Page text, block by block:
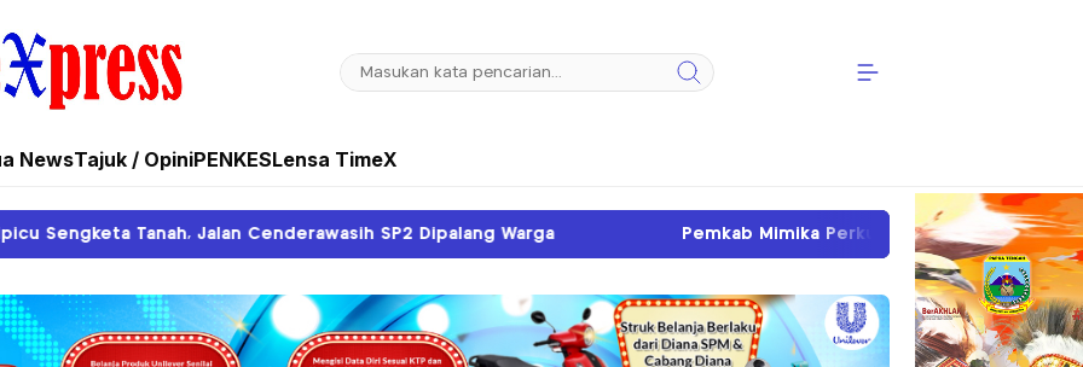
NewsTajuk / OpiniPENKESLensa TimeX
Cenderawasih SP2 Dipalang Warga Pemkab Mimika Perkuat Ketahanan Pangan Lewat Gerakan Pangan